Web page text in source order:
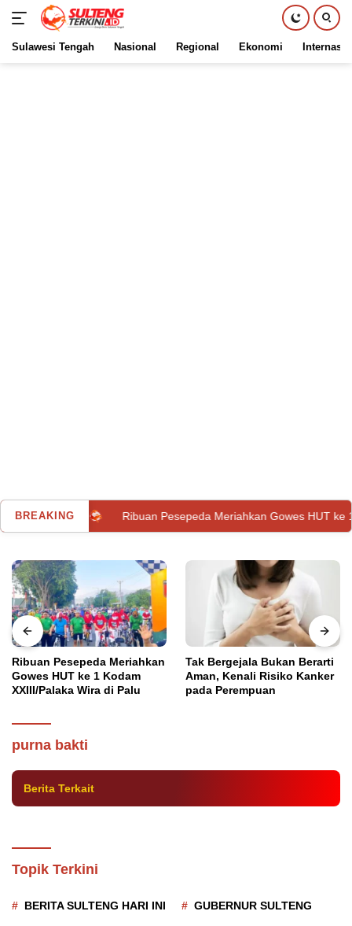
Sulawesi Tengah Nasional Regional Ekonomi
BREAKINGRibuan Pesepeda Meriahkan Gowes HUT ke 1 Kodam
Ribuan Pesepeda Meriahkan
Gowes HUT ke 1 Kodam
XXIII/Palaka Wira di Palu
Tak Bergejala Bukan Berarti
Aman, Kenali Risiko Kanker
pada Perempuan
purna bakti
Senin, 30 Agustus 2021
Aplikasi ASN Smart Diluncurkan, Kepala
Disdikbud Sulteng Masuki Masa Purna
Berita Terkait
Topik Terkini
BERITA SULTENG HARI INI GUBERNUR SULTENG